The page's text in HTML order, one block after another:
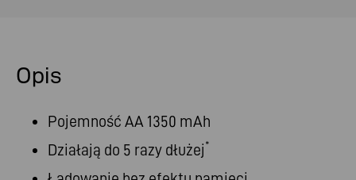
Opis
Pojemność AA 1350 mAh
Działają do 5 razy dłużej*